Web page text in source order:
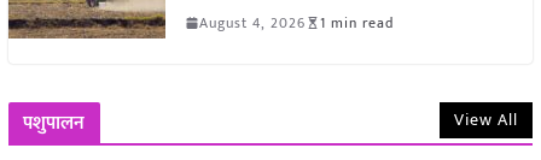
August 4, 2026 1 min read
पशुपालन View All